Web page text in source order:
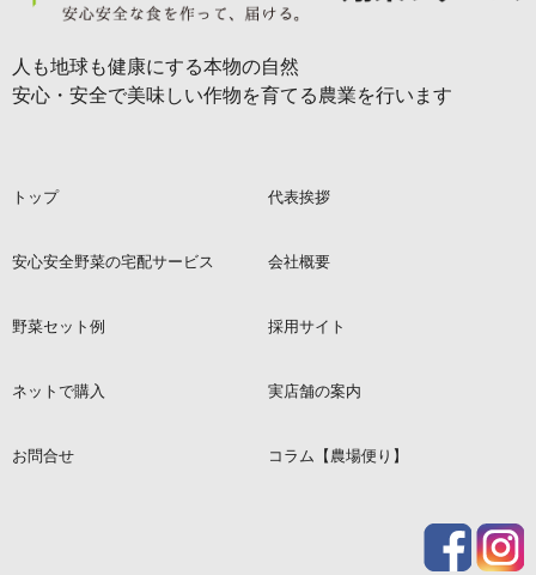
人も地球も健康にする本物の自然
安心・安全で美味しい作物を育てる農業を行います
トップ 代表挨拶
安心安全野菜の宅配サービス 会社概要
野菜セット例 採用サイト
ネットで購入 実店舗の案内
お問合せ コラム【農場便り】